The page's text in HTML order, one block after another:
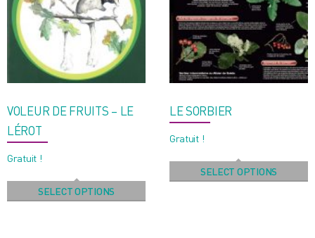
VOLEUR DE FRUITS – LE
LÉROT
Gratuit !
SELECT OPTIONS
LE SORBIER
Gratuit !
SELECT OPTIONS